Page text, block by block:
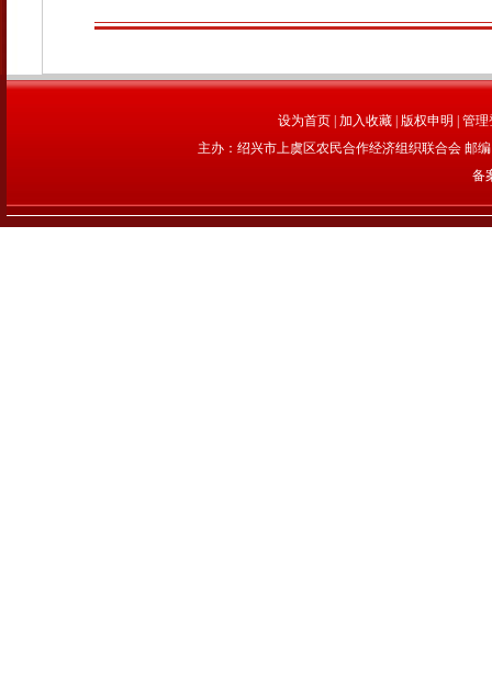
设为首页 加入收藏 版权申明
管理
主办：绍兴市上虞区农民合作经济组织联合会 邮
备